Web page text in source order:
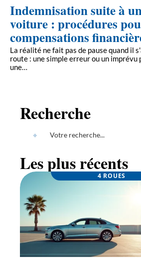
Indemnisation suite à
voiture : procédures
compensations
La réalité ne fait pas de pause quand il
route : une simple erreur ou un
une
Recherche
Les plus récents
4 ROUES